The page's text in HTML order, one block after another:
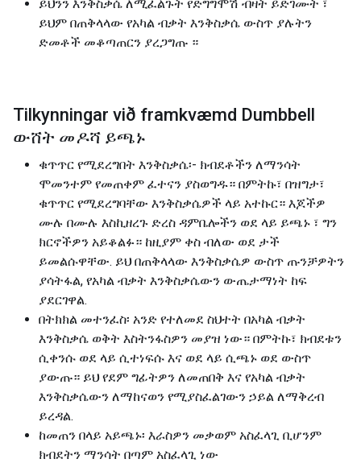
ይህንን እንቅስቃሴ ለሚፈልጉት የድግግሞሽ ብዛት ይድገሙት ፣
ይህም በጠቅላላው የአካል ብቃት እንቅስቃሴ ውስጥ ያሉትን
ድመቶች መቆጣጠርን ያረጋግጡ ።
Tilkynningar við framkvæmd Dumbbell
ውሸት መዶሻ ይጫኑ
ቁጥጥር የሚደረግበት እንቅስቃሴ፡- ክብደቶችን ለማንሳት
ሞመንተም የመጠቀም ፈተናን ያስወግዱ። በምትኩ፣ በዝግታ፣
ቁጥጥር የሚደረግባቸው እንቅስቃሴዎች ላይ አተኩር። እጆችዎ
ሙሉ በሙሉ እስኪዘረጉ ድረስ ዳምቤሎችን ወደ ላይ ይጫኑ ፣ ግን
ክርኖችዎን አይቆልፉ። ከዚያም ቀስ ብለው ወደ ታች
ይመልሱዋቸው. ይህ በጠቅላላው እንቅስቃሴዎ ውስጥ ጡንቻዎትን
ያሳትፋል, የአካል ብቃት እንቅስቃሴውን ውጤታማነት ከፍ
ያደርገዋል.
በትክክል መተንፈስ፡ አንድ የተለመደ ስህተት በአካል ብቃት
እንቅስቃሴ ወቅት እስትንፋስዎን መያዝ ነው። በምትኩ፣ ክብደቱን
ሲቀንሱ ወደ ላይ ሲተነፍሱ እና ወደ ላይ ሲጫኑ ወደ ውስጥ
ያውጡ። ይህ የደም ግፊትዎን ለመጠበቅ እና የአካል ብቃት
እንቅስቃሴውን ለማከናወን የሚያስፈልገውን ኃይል ለማቅረብ
ይረዳል.
ከመጠን በላይ አይጫኑ፡ እራስዎን መቃወም አስፈላጊ ቢሆንም
ክብደትን ማንሳት በጣም አስፈላጊ ነው